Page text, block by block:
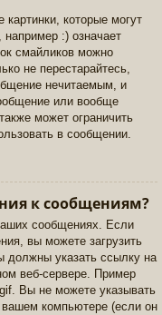
которые могут
:) означает
смайликов можно
не перестарайтесь,
нечитаемым, и
или вообще
может ограничить
в сообщении.
к сообщениям?
сообщениях. Если
вы можете загрузить
должны указать ссылку на
веб-сервере. Пример
Вы не можете указывать
компьютере (если он